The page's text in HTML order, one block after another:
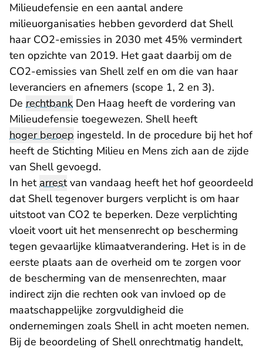
Milieudefensie en een aantal andere
milieuorganisaties hebben gevorderd dat Shell
haar CO2-emissies in 2030 met 45% vermindert
ten opzichte van 2019. Het gaat daarbij om de
CO2-emissies van Shell zelf en om die van haar
leveranciers en afnemers (scope 1, 2 en 3).
De rechtbank Den Haag heeft de vordering van
Milieudefensie toegewezen. Shell heeft
hoger beroep ingesteld. In de procedure bij het hof
heeft de Stichting Milieu en Mens zich aan de zijde
van Shell gevoegd.
In hetarrestvan vandaag heeft het hof geoordeeld
dat Shell tegenover burgers verplicht is om haar
uitstoot van CO2 te beperken. Deze verplichting
vloeit voort uit het mensenrecht op bescherming
tegen gevaarlijke klimaatverandering. Het is in de
eerste plaats aan de overheid om te zorgen voor
de bescherming van de mensenrechten, maar
indirect zijn die rechten ook van invloed op de
maatschappelijke zorgvuldigheid die
ondernemingen zoals Shell in acht moeten nemen.
Bij de beoordeling of Shell onrechtmatig handelt,